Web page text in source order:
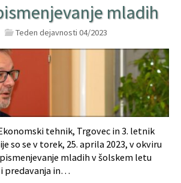
mladih
Teden dejavnosti 04/2023
tehnik, Trgovec in 3. letnik
so se v torek, 25. aprila 2023, v okviru
mladih v šolskem letu
predavanja in…